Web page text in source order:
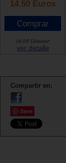
14.50 Euros
16.09 Dólares*
ver detalle
Compartir en:
Save